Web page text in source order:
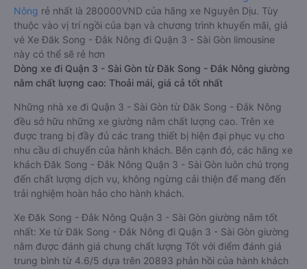
Nông rẻ nhất là 280000VND của hãng xe Nguyên Dịu. Tùy
thuộc vào vị trí ngồi của bạn và chương trình khuyến mãi, giá
vé Xe Đăk Song - Đắk Nông đi Quận 3 - Sài Gòn limousine
này có thể sẽ rẻ hơn
Dòng xe đi Quận 3 - Sài Gòn từ Đăk Song - Đắk Nông giường
nằm chất lượng cao: Thoải mái, giá cả tốt nhất
Những nhà xe đi Quận 3 - Sài Gòn từ Đăk Song - Đắk Nông
đều sở hữu những xe giường nằm chất lượng cao. Trên xe
được trang bị đầy đủ các trang thiết bị hiện đại phục vụ cho
nhu cầu di chuyển của hành khách. Bên cạnh đó, các hãng xe
khách Đăk Song - Đắk Nông Quận 3 - Sài Gòn luôn chú trọng
đến chất lượng dịch vụ, không ngừng cải thiện để mang đến
trải nghiệm hoàn hảo cho hành khách.
Xe Đăk Song - Đắk Nông Quận 3 - Sài Gòn giường nằm tốt
nhất: Xe từ Đăk Song - Đắk Nông đi Quận 3 - Sài Gòn giường
nằm được đánh giá chung chất lượng Tốt với điểm đánh giá
trung bình từ 4.6/5 dựa trên 20893 phản hồi của hành khách